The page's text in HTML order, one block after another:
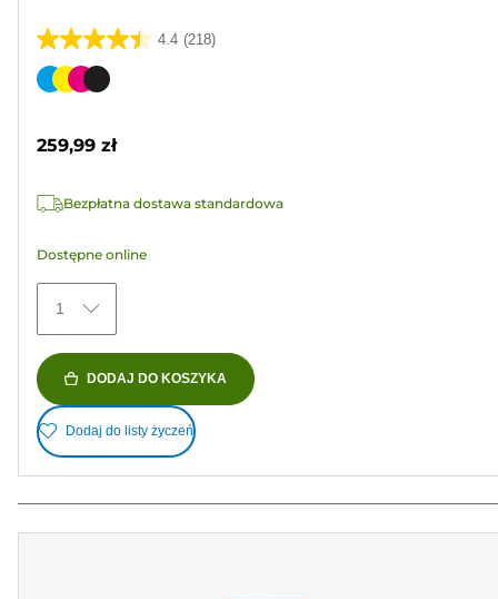
4.4 (218)
4.4
na
218
Wkład
259,99 zł
Bezpłatna dostawa standardowa
Dostępne online
1
DODAJ DO KOSZYKA
Dodaj do listy życzeń